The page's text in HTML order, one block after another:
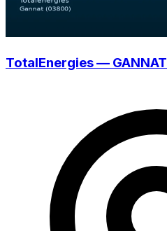
TotalEnergies — GANNAT